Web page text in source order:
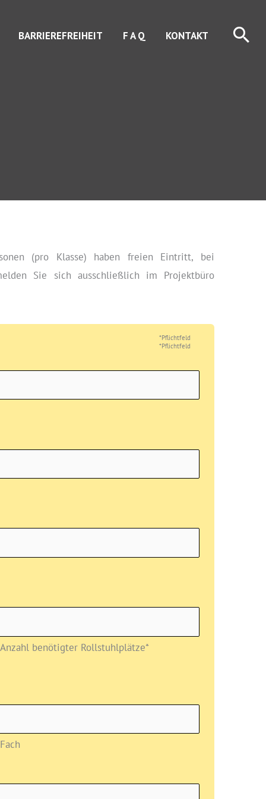
BARRIEREFREIHEIT F A Q KONTAKT
(pro Klasse) haben freien Eintritt, bei
Sie sich ausschließlich im Projektbüro
*Pflichtfeld
Anzahl benötigter Rollstuhlplätze*
Fach
*Pflichtfeld